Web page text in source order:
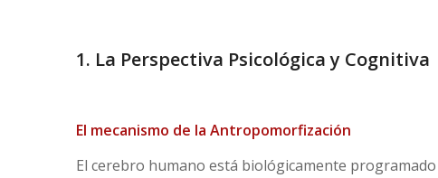
1. La Perspectiva Psicológica y Cognitiva
El mecanismo de la Antropomorfización
El cerebro humano está biológicamente